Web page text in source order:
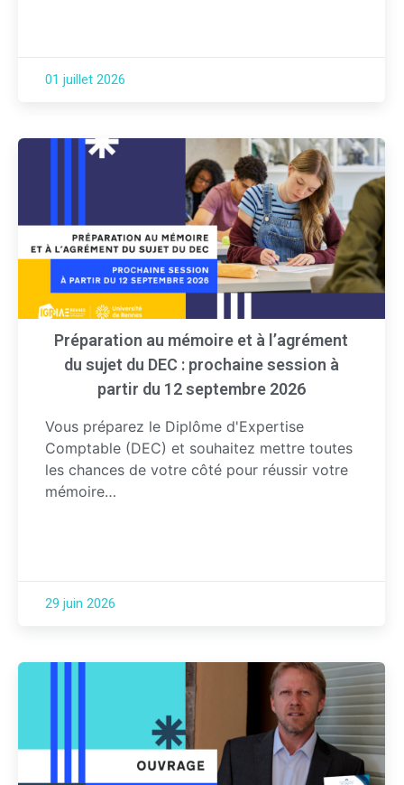
01 juillet 2026
Préparation au mémoire et à l’agrément
du sujet du DEC : prochaine session à
partir du 12 septembre 2026
Vous préparez le Diplôme d'Expertise
Comptable (DEC) et souhaitez mettre toutes
les chances de votre côté pour réussir votre
mémoire…
29 juin 2026